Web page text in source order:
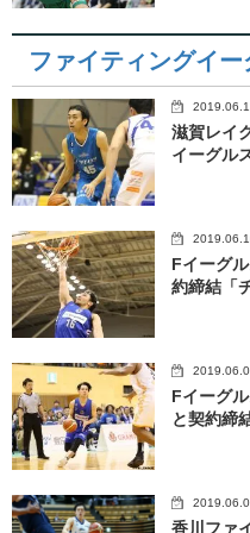
ファイティングイ
滋賀レイ
イーグル
Fイーグ
約締結「
Fイーグ
と契約締
香川ファ